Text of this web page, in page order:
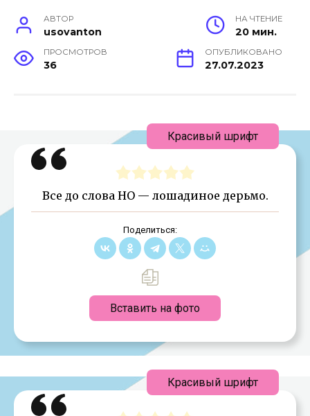
АВТОР
usovanton
НА ЧТЕНИЕ
20 мин.
ПРОСМОТРОВ
36
ОПУБЛИКОВАНО
27.07.2023
Все до слова НО — лошадиное дерьмо.
Поделиться:
Вставить на фото
Красивый шрифт
Красивый шрифт